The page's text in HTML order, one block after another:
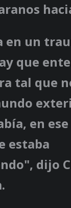
en un
que
tal que
en
estaba
dijo